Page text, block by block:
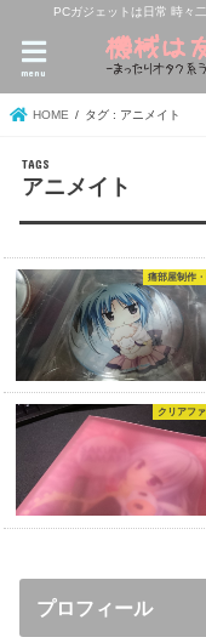
PCガジェットは日常 時々
menu
HOME タグ : アニメイト
アニメイト
痛部屋制作
クリアフ
プロフィール